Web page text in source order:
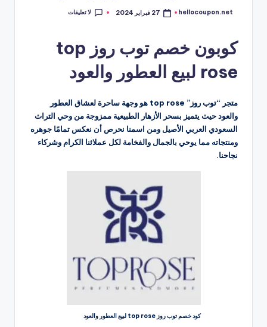
تمّ
hellocoupon.net 27 فبراير 2024 لا تعليقات
كوبون خصم توب روز top
rose لبيع العطور والعود
متجر “توب روز” top rose هو وجهة ساحرة لعشاق العطور
والعود حيث يتميز بسحر الأزهار الطبيعية ممزوجة من وحي التراث
السعودي العربي الأصيل ومن اسمنا نحرص أن نعكس تمامًا جوهره
ومنتجاته مما يوحي بالجمال والفخامة لكل عملائنا الكرام وشركاء
نجاحنا.
كود خصم توب روز top rose لبيع العطور والعود